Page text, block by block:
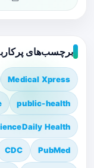
برچسب‌های
Medical Xpress
public-health
Health
PubMed
CDC